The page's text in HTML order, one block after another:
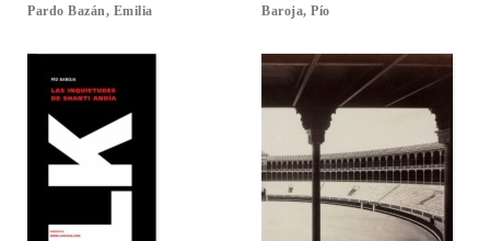
Pardo Bazán, Emilia Baroja, Pío